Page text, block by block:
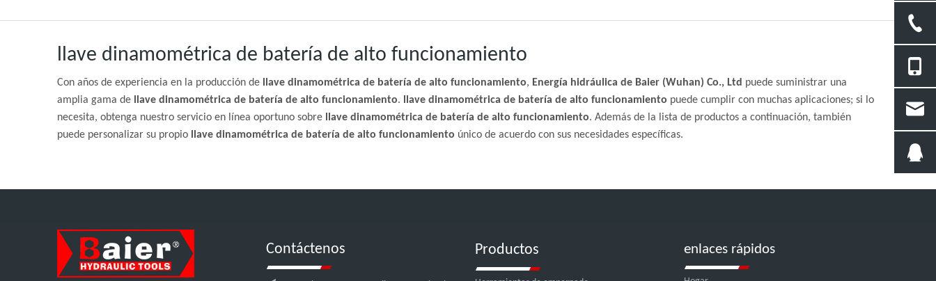
llave dinamométrica de batería de alto funcionamiento
Con años de experiencia en la producción de llave dinamométrica de batería de alto funcionamiento, Energía hidráulica de Baier (Wuhan) Co., Ltd puede suministrar una
amplia gama de
llave dinamométrica de batería de alto funcionamiento. llave dinamométrica de batería de alto funcionamiento puede cumplir con muchas aplicaciones; si lo
necesita, obtenga nuestro servicio en línea oportuno sobre
llave dinamométrica de batería de alto funcionamiento. Además de la lista de productos a continuación, también
puede personalizar su propio
llave dinamométrica de batería de alto funcionamiento único de acuerdo con sus necesidades específicas.
Contáctenos Productos enlaces rápidos